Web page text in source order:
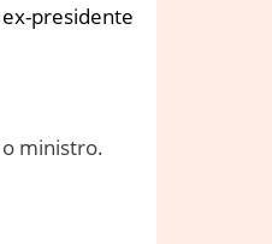
presidente
ministro.